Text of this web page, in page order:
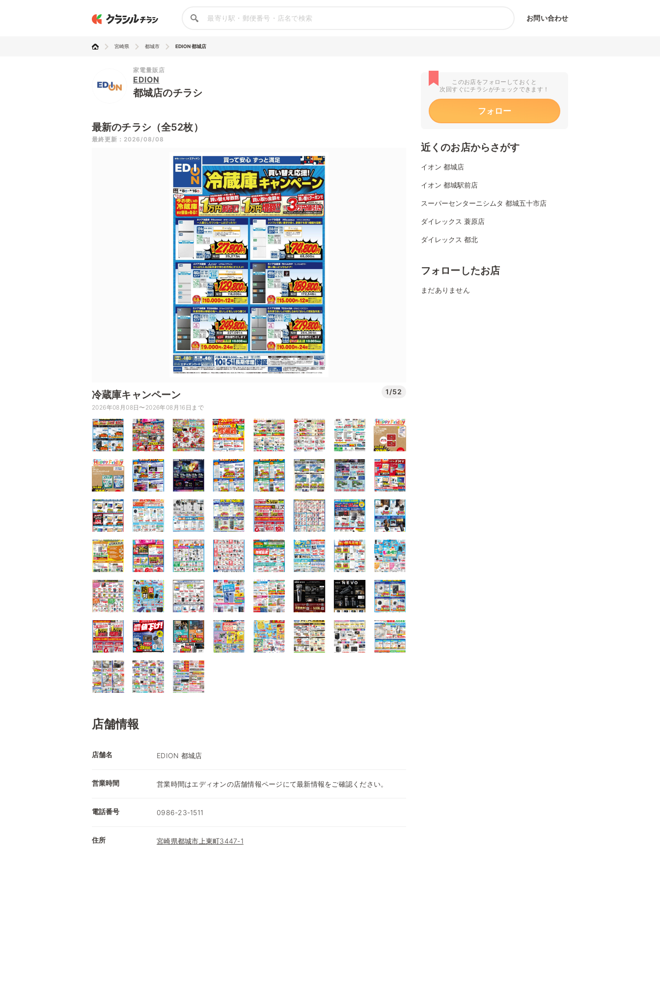
お問い合わせ
宮崎県 都城市 EDION 都城店
家電量販店
EDION
都城店のチラシ
最新のチラシ（全52枚）
最終更新：2026/08/08
冷蔵庫キャンペーン 1/52
2026年08月08日〜2026年08月16日まで
店舗情報
店舗名 EDION 都城店
営業時間 営業時間はエディオンの店舗情報ページにて最新情報をご確認ください。
電話番号 0986-23-1511
住所 宮崎県都城市上東町3447-1
このお店をフォローしておくと
次回すぐにチラシがチェックできます！
フォロー
近くのお店からさがす
イオン 都城店
イオン 都城駅前店
スーパーセンターニシムタ 都城五十市店
ダイレックス 蓑原店
ダイレックス 都北
フォローしたお店
まだありません